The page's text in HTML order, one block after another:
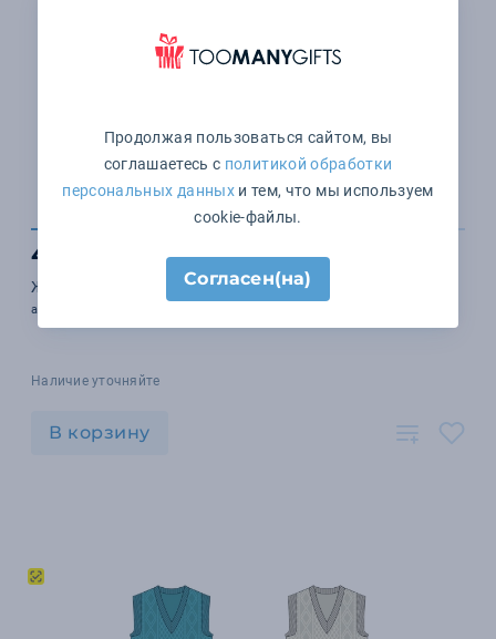
4 910 ₽
Жилет оверсайз Tricksy Net на заказ, акрил
арт. 18834.01
Наличие уточняйте
В корзину
Продолжая пользоваться сайтом, вы
соглашаетесь с политикой обработки
персональных данныхи тем, что мы используем
cookie-файлы.
Согласен(на)